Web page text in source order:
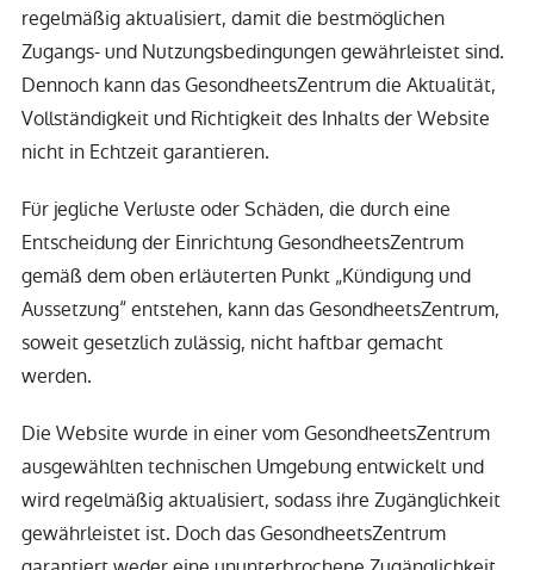
regelmäßig aktualisiert, damit die bestmöglichen
Zugangs- und Nutzungsbedingungen gewährleistet sind.
Dennoch kann das GesondheetsZentrum die Aktualität,
Vollständigkeit und Richtigkeit des Inhalts der Website
nicht in Echtzeit garantieren.
Für jegliche Verluste oder Schäden, die durch eine
Entscheidung der Einrichtung GesondheetsZentrum
gemäß dem oben erläuterten Punkt „Kündigung und
Aussetzung“ entstehen, kann das GesondheetsZentrum,
soweit gesetzlich zulässig, nicht haftbar gemacht
werden.
Die Website wurde in einer vom GesondheetsZentrum
ausgewählten technischen Umgebung entwickelt und
wird regelmäßig aktualisiert, sodass ihre Zugänglichkeit
gewährleistet ist. Doch das GesondheetsZentrum